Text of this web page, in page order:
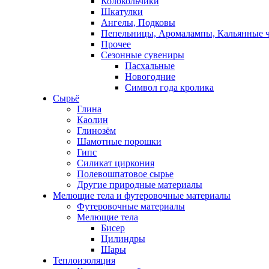
Шкатулки
Ангелы, Подковы
Пепельницы, Аромалампы, Кальянные
Прочее
Сезонные сувениры
Пасхальные
Новогодние
Символ года кролика
Сырьё
Глина
Каолин
Глинозём
Шамотные порошки
Гипс
Силикат циркония
Полевошпатовое сырье
Другие природные материалы
Мелющие тела и футеровочные материалы
Футеровочные материалы
Мелющие тела
Бисер
Цилиндры
Шары
Теплоизоляция